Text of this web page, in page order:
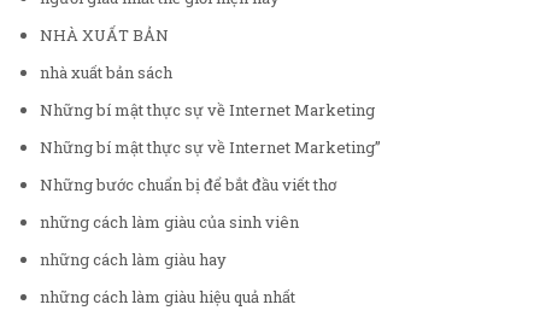
NHÀ XUẤT BẢN
nhà xuất bản sách
Những bí mật thực sự về Internet Marketing
Những bí mật thực sự về Internet Marketing”
Những bước chuẩn bị để bắt đầu viết thơ
những cách làm giàu của sinh viên
những cách làm giàu hay
những cách làm giàu hiệu quả nhất